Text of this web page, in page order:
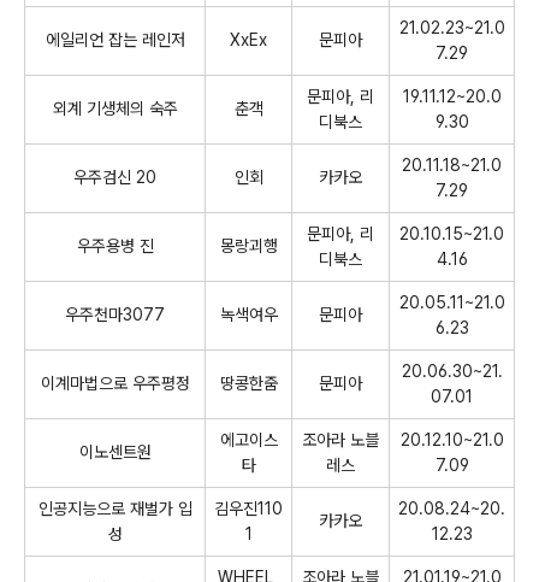
에일리언 잡는 레인저 XxEx 문피아
21.02.23~21.0
7.29
외계 기생체의 숙주 춘객
문피아, 리
디북스
19.11.12~20.0
9.30
우주검신 20 인회 카카오
20.11.18~21.0
7.29
우주용병 진 몽랑괴행
문피아, 리
디북스
20.10.15~21.0
4.16
우주천마3077 녹색여우 문피아
20.05.11~21.0
6.23
이계마법으로 우주평정 땅콩한줌 문피아
20.06.30~21.
07.01
이노센트원
에고이스
타
조아라 노블
레스
20.12.10~21.0
7.09
인공지능으로 재벌가 입
성
김우진110
1
카카오
20.08.24~20.
12.23
WHEEL_
조아라 노블
21.01.19~21.0